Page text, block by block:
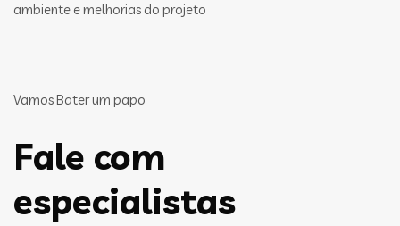
ambiente e melhorias do projeto
Vamos Bater um papo
Fale com
especialistas